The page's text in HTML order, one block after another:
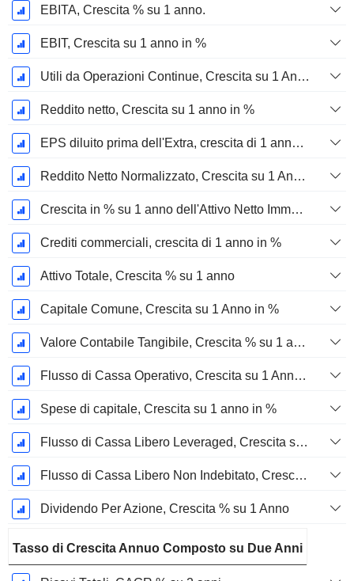
EBITA, Crescita % su 1 anno.
EBIT, Crescita su 1 anno in %
Utili da Operazioni Continue, Crescita su 1 Anno in %
Reddito netto, Crescita su 1 anno in %
EPS diluito prima dell'Extra, crescita di 1 anno %
Reddito Netto Normalizzato, Crescita su 1 Anno in %
Crescita in % su 1 anno dell'Attivo Netto Immobilizzato Materiale
Crediti commerciali, crescita di 1 anno in %
Attivo Totale, Crescita % su 1 anno
Capitale Comune, Crescita su 1 Anno in %
Valore Contabile Tangibile, Crescita % su 1 anno
Flusso di Cassa Operativo, Crescita su 1 Anno in %
Spese di capitale, Crescita su 1 anno in %
Flusso di Cassa Libero Leveraged, Crescita su 1 Anno %
Flusso di Cassa Libero Non Indebitato, Crescita su 1 Anno %
Dividendo Per Azione, Crescita % su 1 Anno
Tasso di Crescita Annuo Composto su Due Anni